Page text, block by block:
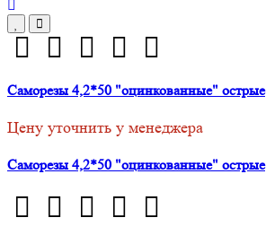
Саморезы 4,2*50 "оцинкованные" острые
Цену уточнить у менеджера
Саморезы 4,2*50 "оцинкованные" острые